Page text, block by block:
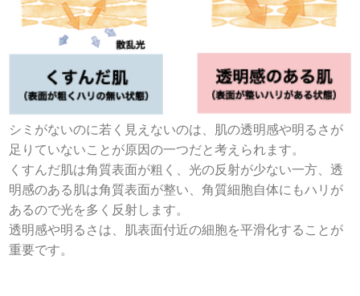
シミがないのに若く見えないのは、肌の透明感や明るさが
足りていないことが原因の一つだと考えられます。
くすんだ肌は角質表面が粗く、光の反射が少ない一方、透
明感のある肌は角質表面が整い、角質細胞自体にもハリが
あるので光を多く反射します。
透明感や明るさは、肌表面付近の細胞を平滑化することが
重要です。